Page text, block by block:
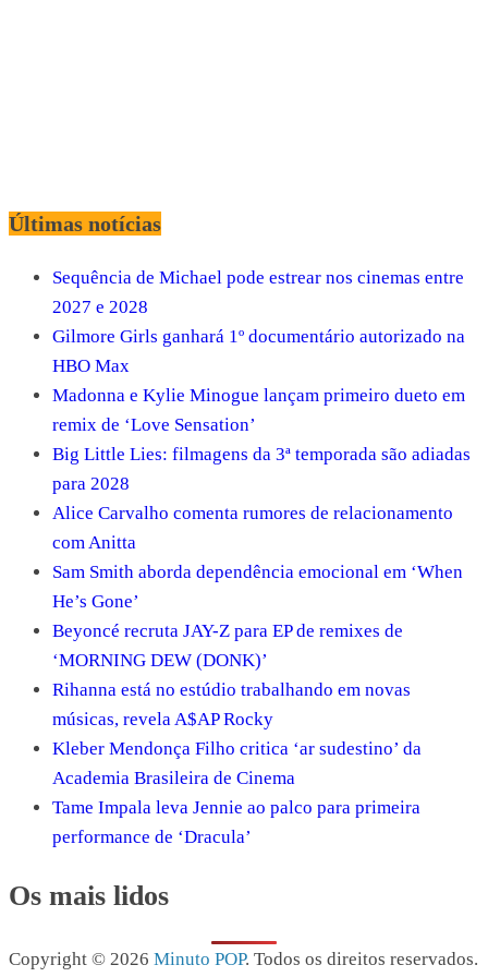
Últimas notícias
Sequência de Michael pode estrear nos cinemas entre
2027 e 2028
Gilmore Girls ganhará 1º documentário autorizado na
HBO Max
Madonna e Kylie Minogue lançam primeiro dueto em
remix de ‘Love Sensation’
Big Little Lies: filmagens da 3ª temporada são adiadas
para 2028
Alice Carvalho comenta rumores de relacionamento
com Anitta
Sam Smith aborda dependência emocional em ‘When
He’s Gone’
Beyoncé recruta JAY-Z para EP de remixes de
‘MORNING DEW (DONK)’
Rihanna está no estúdio trabalhando em novas
músicas, revela A$AP Rocky
Kleber Mendonça Filho critica ‘ar sudestino’ da
Academia Brasileira de Cinema
Tame Impala leva Jennie ao palco para primeira
performance de ‘Dracula’
Os mais lidos
Copyright © 2026 Minuto POP. Todos os direitos reservados.